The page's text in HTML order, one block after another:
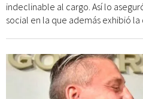
indeclinable al cargo. Así lo
social en la que además exhibió